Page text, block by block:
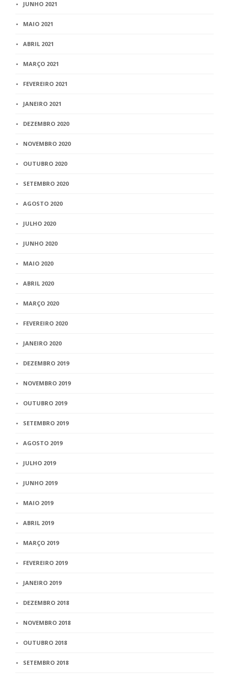
JUNHO 2021
MAIO 2021
ABRIL 2021
MARÇO 2021
FEVEREIRO 2021
JANEIRO 2021
DEZEMBRO 2020
NOVEMBRO 2020
OUTUBRO 2020
SETEMBRO 2020
AGOSTO 2020
JULHO 2020
JUNHO 2020
MAIO 2020
ABRIL 2020
MARÇO 2020
FEVEREIRO 2020
JANEIRO 2020
DEZEMBRO 2019
NOVEMBRO 2019
OUTUBRO 2019
SETEMBRO 2019
AGOSTO 2019
JULHO 2019
JUNHO 2019
MAIO 2019
ABRIL 2019
MARÇO 2019
FEVEREIRO 2019
JANEIRO 2019
DEZEMBRO 2018
NOVEMBRO 2018
OUTUBRO 2018
SETEMBRO 2018